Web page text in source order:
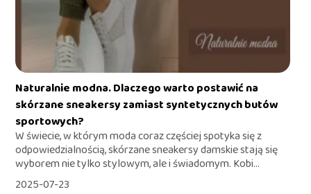
Naturalnie modna. Dlaczego warto postawić na
skórzane sneakersy zamiast syntetycznych butów
sportowych?
W świecie, w którym moda coraz częściej spotyka się z
odpowiedzialnością, skórzane sneakersy damskie stają się
wyborem nie tylko stylowym, ale i świadomym. Kobi...
2025-07-23